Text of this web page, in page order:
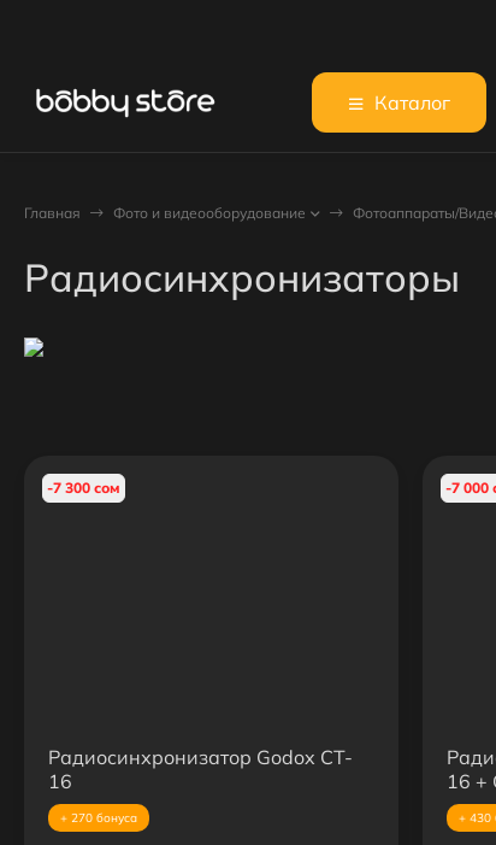
Каталог
Главная Фото и видеооборудование Фотоаппараты/
Радиосинхронизаторы
-7 300 сом
Радиосинхронизатор Godox CT-
16
+ 270 бонуса
-7 000
16 +
+ 430